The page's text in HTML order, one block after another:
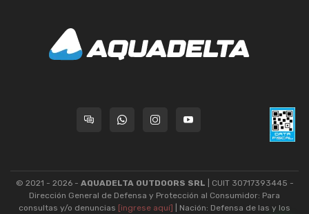
© 2021 - 2026 - AQUADELTA OUTDOORS SRL | CUIT 30717393445 -
Dirección General de Defensa y Protección al Consumidor: Para
consultas y/o denuncias [ingrese aquí] | Nación: Defensa de las y los